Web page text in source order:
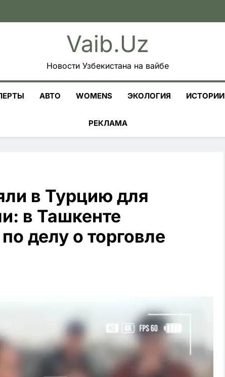
Vaib.uz
Новости Узбекистана на вайбе
АВТО WOMENS ЭКОЛОГИЯ ИСТОРИИ
РЕКЛАМА
в Турцию для
в Ташкенте
делу о торговле